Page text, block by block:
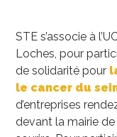
STE s’associe à
Loches, pour
de solidarité pour
le cancer du
d’entreprises
devant la mairie